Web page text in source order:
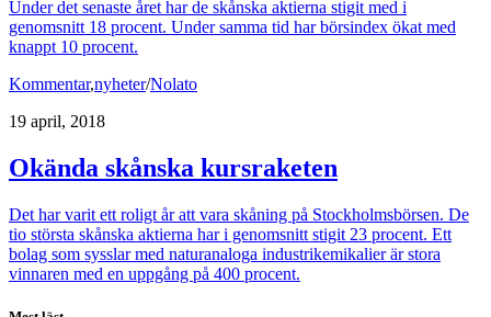
Under det senaste året har de skånska aktierna stigit med i
genomsnitt 18 procent. Under samma tid har börsindex ökat med
knappt 10 procent.
Kommentar,nyheter/Nolato
19 april, 2018
Okända skånska kursraketen
Det har varit ett roligt år att vara skåning på Stockholmsbörsen. De
tio största skånska aktierna har i genomsnitt stigit 23 procent. Ett
bolag som sysslar med naturanaloga industrikemikalier är stora
vinnaren med en uppgång på 400 procent.